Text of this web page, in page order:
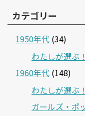
カテゴリー
1950年代 (34)
わたしが選ぶ
1960年代 (148)
わたしが選ぶ
ガールズ・ポ